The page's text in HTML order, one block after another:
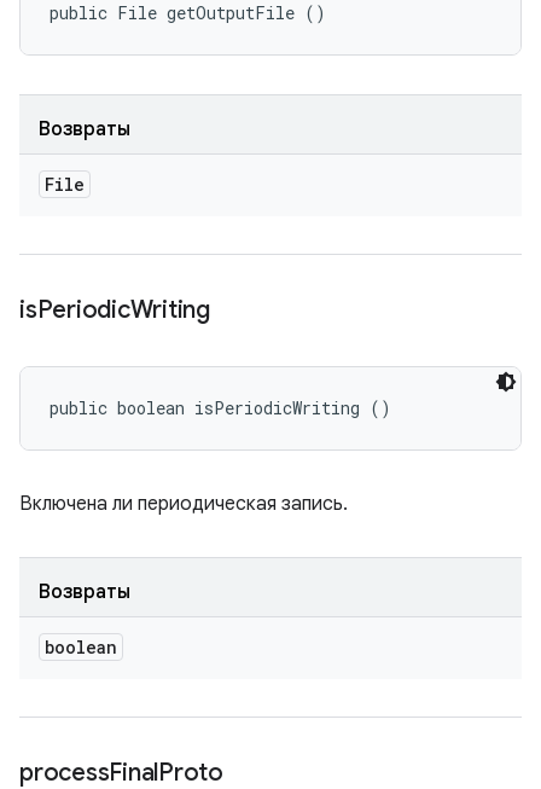
public File getOutputFile ()
Возвраты
File
isPeriodicWriting
public boolean isPeriodicWriting ()
Включена ли периодическая запись.
Возвраты
boolean
processFinalProto